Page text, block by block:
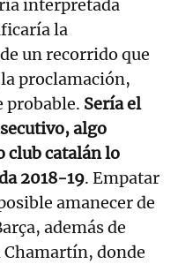
interpretada
la
un recorrido que
proclamación,
probable. Sería el
algo
club catalán lo
2018-19. Empatar
amanecer de
además de
donde